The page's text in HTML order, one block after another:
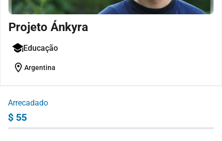
Projeto Ánkyra
Educação
location_on Argentina
Arrecadado
$ 55